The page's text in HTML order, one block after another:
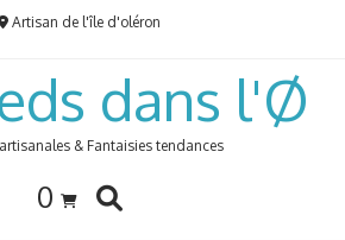
Artisan de l'île d'oléron
dans l'Ø
& Fantaisies tendances
0